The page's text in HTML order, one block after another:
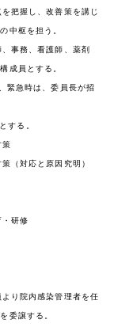
把握し、改善策を講じ
中枢を担う。
事務、看護師、薬剤
成員とする。
緊急時は、委員長が招
する。
策
（対応と原因究明）
研修
り院内感染管理者を任
委譲する。